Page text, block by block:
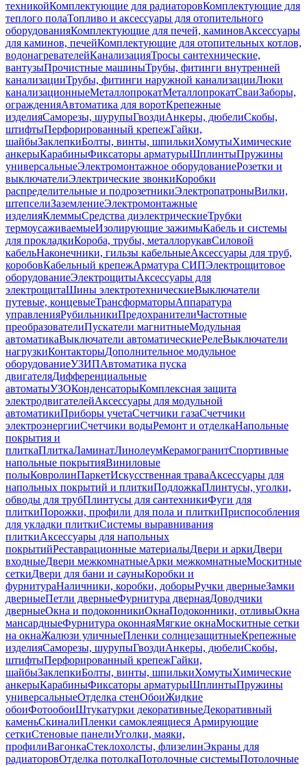
техникойКомплектующие для радиаторовКомплектующие для
теплого полаТопливо и аксессуары для отопительного
оборудованияКомплектующие для печей, каминовАксессуары
для каминов, печейКомплектующие для отопительных котлов,
водонагревателейКанализацияТросы сантехнические,
вантузыПрочистные машиныТрубы, фитинги внутренней
канализацииТрубы, фитинги наружной канализацииЛюки
канализационныеМеталлопрокатМеталлопрокатСваиЗаборы,
огражденияАвтоматика для воротКрепежные
изделияСаморезы, шурупыГвоздиАнкеры, дюбелиСкобы,
штифтыПерфорированный крепежГайки,
шайбыЗаклепкиБолты, винты, шпилькиХомутыХимические
анкерыКарабиныФиксаторы арматурыШплинтыПружины
универсальныеЭлектромонтажное оборудованиеРозетки и
выключателиЭлектрические звонкиКоробки
распределительные и подрозетникиЭлектропатроныВилки,
штепселиЗаземлениеЭлектромонтажные
изделияКлеммыСредства диэлектрическиеТрубки
термоусаживаемыеИзолирующие зажимыКабель и системы
для прокладкиКороба, трубы, металлорукавСиловой
кабельНаконечники, гильзы кабельныеАксессуары для труб,
коробовКабельный крепежАрматура СИПЭлектрощитовое
оборудованиеЭлектрощитыАксессуары для
электрощитаШины электротехническиеВыключатели
путевые, концевыеТрансформаторыАппаратура
управленияРубильникиПредохранителиЧастотные
преобразователиПускатели магнитныеМодульная
автоматикаВыключатели автоматическиеРелеВыключатели
нагрузкиКонтакторыДополнительное модульное
оборудованиеУЗИПАвтоматика пуска
двигателяДифференциальные
автоматыУЗОКонденсаторыКомплексная защита
электродвигателейАксессуары для модульной
автоматикиПриборы учетаСчетчики газаСчетчики
электроэнергииСчетчики водыРемонт и отделкаНапольные
покрытия и
плиткаПлиткаЛаминатЛинолеумКерамогранитСпортивные
напольные покрытияВиниловые
полыКовролинПаркетИскусственная траваАксессуары для
напольных покрытий и плиткиПодложкаПлинтусы, уголки,
обводы для трубПлинтусы для сантехникиФуги для
плиткиПорожки, профили для пола и плиткиПриспособления
для укладки плиткиСистемы выравнивания
плиткиАксессуары для напольных
покрытийРеставрационные материалыДвери и аркиДвери
входныеДвери межкомнатныеАрки межкомнатныеМоскитные
сеткиДвери для бани и сауныКоробки и
фурнитураНаличники, коробки, доборыРучки дверныеЗамки
дверныеПетли дверныеФурнитура двернаяДоводчики
дверныеОкна и подоконникиОкнаПодоконники, отливыОкна
мансардныеФурнитура оконнаяМягкие окнаМоскитные сетки
на окнаЖалюзи уличныеПленки солнцезащитныеКрепежные
изделияСаморезы, шурупыГвоздиАнкеры, дюбелиСкобы,
штифтыПерфорированный крепежГайки,
шайбыЗаклепкиБолты, винты, шпилькиХомутыХимические
анкерыКарабиныФиксаторы арматурыШплинтыПружины
универсальныеОтделка стенОбоиЖидкие
обоиФотообоиШтукатурки декоративныеДекоративный
каменьСкиналиПленки самоклеящиеся Армирующие
сеткиСтеновые панелиУголки, маяки,
профилиВагонкаСтеклохолсты, флизелинЭкраны для
радиаторовОтделка потолкаПотолочные системыПотолочные